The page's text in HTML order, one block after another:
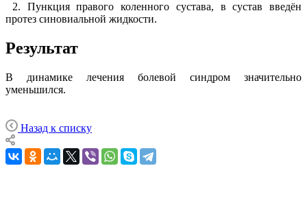
2. Пункция правого коленного сустава, в сустав введён
протез синовиальной жидкости.
Результат
В динамике лечения болевой синдром значительно
уменьшился.
Назад к списку